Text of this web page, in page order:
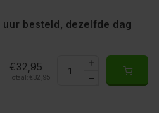
besteld, dezelfde dag
€32,95
Totaal: €32,95